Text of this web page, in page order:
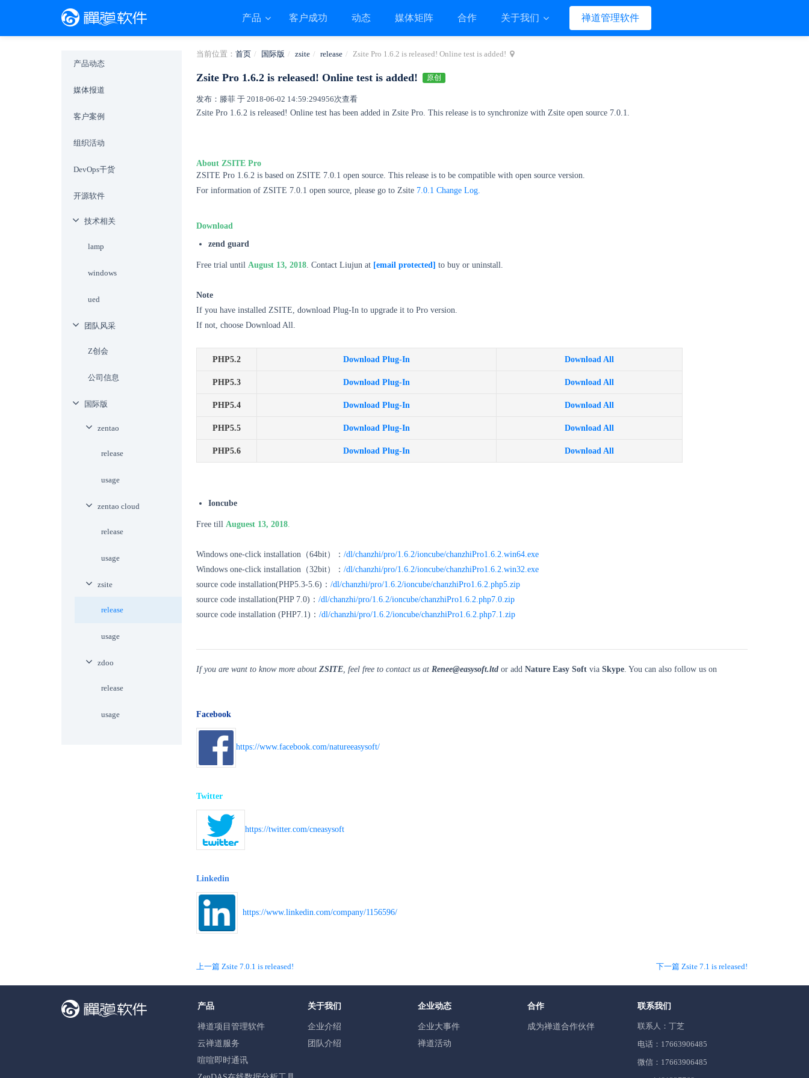
产品 客户成功 动态 媒体矩阵 合作 关于我们 禅道管理软件
当前位置： 首页 国际版 zsite release Zsite Pro 1.6.2 is released! Online test is added!
Zsite Pro 1.6.2 is released! Online test is added! 原创
发布：滕菲 于 2018-06-02 14:59:294956次查看
Zsite Pro 1.6.2 is released! Online test has been added in Zsite Pro. This release is to synchronize with Zsite open source 7.0.1.
About ZSITE Pro
ZSITE Pro 1.6.2 is based on ZSITE 7.0.1 open source. This release is to be compatible with open source version.
For information of ZSITE 7.0.1 open source, please go to Zsite 7.0.1 Change Log.
Download
zend guard
Free trial until August 13, 2018. Contact Liujun at [email protected] to buy or uninstall.
Note
If you have installed ZSITE, download Plug-In to upgrade it to Pro version.
If not, choose Download All.
PHP5.2 Download Plug-In Download All
PHP5.3 Download Plug-In Download All
PHP5.4 Download Plug-In Download All
PHP5.5 Download Plug-In Download All
PHP5.6 Download Plug-In Download All
Ioncube
Free till Auguest 13, 2018.
Windows one-click installation（64bit）： /dl/chanzhi/pro/1.6.2/ioncube/chanzhiPro1.6.2.win64.exe
Windows one-click installation（32bit）： /dl/chanzhi/pro/1.6.2/ioncube/chanzhiPro1.6.2.win32.exe
source code installation(PHP5.3-5.6)： /dl/chanzhi/pro/1.6.2/ioncube/chanzhiPro1.6.2.php5.zip
source code installation(PHP 7.0)： /dl/chanzhi/pro/1.6.2/ioncube/chanzhiPro1.6.2.php7.0.zip
source code installation (PHP7.1)： /dl/chanzhi/pro/1.6.2/ioncube/chanzhiPro1.6.2.php7.1.zip
If you are want to know more about ZSITE, feel free to contact us at Renee@easysoft.ltd or add Nature Easy Soft via Skype. You can also follow us on
Facebook
https://www.facebook.com/natureeasysoft/
Twitter
https://twitter.com/cneasysoft
Linkedin
https://www.linkedin.com/company/1156596/
上一篇 Zsite 7.0.1 is released! 下一篇 Zsite 7.1 is released!
产品动态
媒体报道
客户案例
组织活动
DevOps干货
开源软件
技术相关
lamp
windows
ued
团队风采
Z创会
公司信息
国际版
zentao
release
usage
zentao cloud
release
usage
zsite
release
usage
zdoo
release
usage
产品
禅道项目管理软件
云禅道服务
喧喧即时通讯
关于我们
企业介绍
团队介绍
企业动态
企业大事件
禅道活动
合作
成为禅道合作伙伴
联系我们
联系人：丁芝
电话：17663906485
微信：17663906485